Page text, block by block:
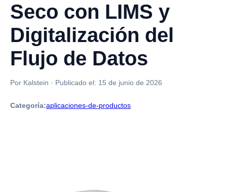
Seco con LIMS y
Digitalización del
Flujo de Datos
Por Kalstein · Publicado el: 15 de junio de 2026
Categoría:aplicaciones-de-productos